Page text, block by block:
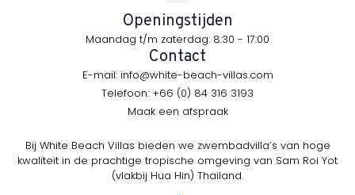
Bij White Beach Villas bieden we zwembadvilla’s van hoge
kwaliteit in de prachtige tropische omgeving van Sam Roi Yot
(vlakbij Hua Hin) Thailand.
Openingstijden
Maandag t/m zaterdag: 8:30 - 17:00
Contact
E-mail: info@white-beach-villas.com
Telefoon: +66 (0) 84 316 3193
Maak een afspraak